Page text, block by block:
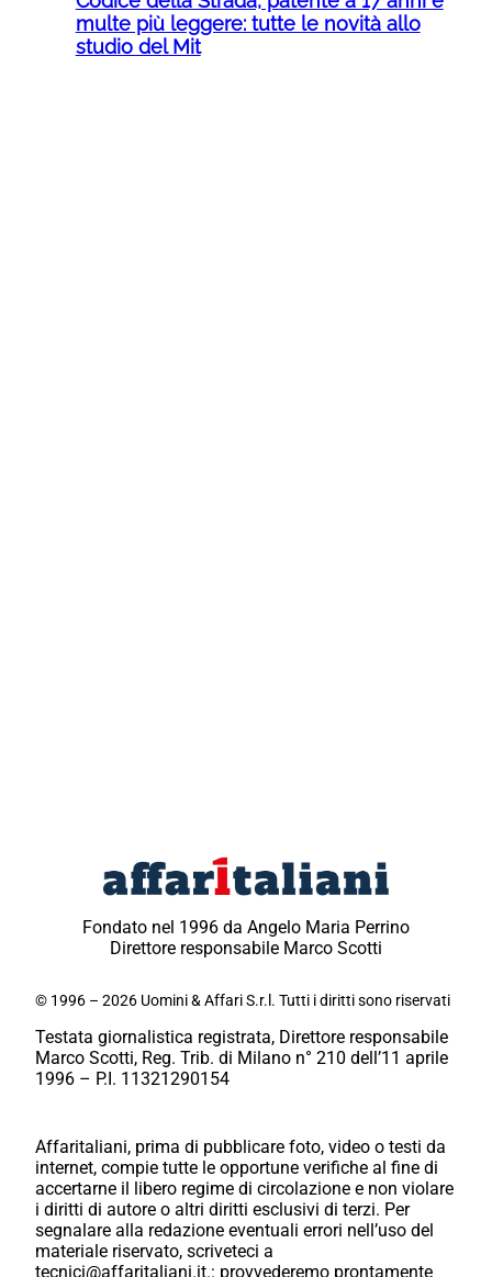
multe più leggere: tutte le novità allo
studio del Mit
Fondato nel 1996 da Angelo Maria Perrino
Direttore responsabile Marco Scotti
© 1996 – 2026 Uomini & Affari S.r.l. Tutti i diritti sono riservati
Testata giornalistica registrata, Direttore responsabile
Marco Scotti, Reg. Trib. di Milano n° 210 dell’11 aprile
1996 – P.I. 11321290154
Affaritaliani, prima di pubblicare foto, video o testi da
internet, compie tutte le opportune verifiche al fine di
accertarne il libero regime di circolazione e non violare
i diritti di autore o altri diritti esclusivi di terzi. Per
segnalare alla redazione eventuali errori nell’uso del
materiale riservato, scriveteci a
tecnici@affaritaliani.it.: provvederemo prontamente